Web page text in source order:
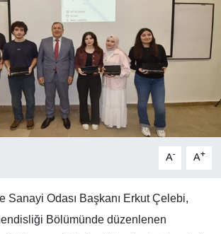
A- A+
Sanayi Odası Başkanı Erkut Çelebi,
Bölümünde düzenlenen